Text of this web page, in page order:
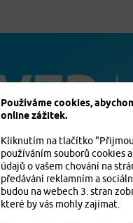
Používáme cookies,
online zážitek.
Kliknutím na tlačítko
používáním souborů cookies
údajů o vašem chování na
předávání reklamním a
budou na webech 3. stran
které by vás mohly zajímat.